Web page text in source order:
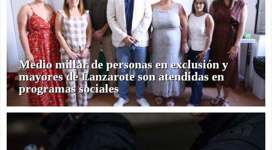
Medio millar de personas en exclusión y
mayores de Lanzarote son atendidas en
programas sociales